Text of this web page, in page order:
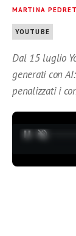
MARTINA
YOUTUBE
Dal 15 luglio
generati con
penalizzati i